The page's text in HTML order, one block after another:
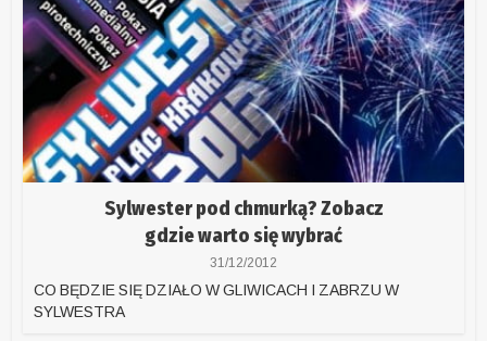
Sylwester pod chmurką? Zobacz
gdzie warto się wybrać
31/12/2012
CO BĘDZIE SIĘ DZIAŁO W GLIWICACH I ZABRZU W
SYLWESTRA